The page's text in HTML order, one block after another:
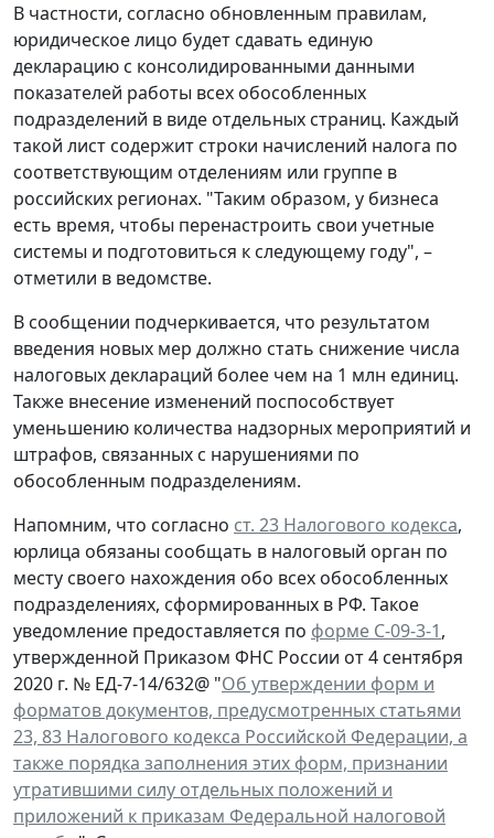
В частности, согласно обновленным правилам,
юридическое лицо будет сдавать единую
декларацию с консолидированными данными
показателей работы всех обособленных
подразделений в виде отдельных страниц. Каждый
такой лист содержит строки начислений налога по
соответствующим отделениям или группе в
российских регионах. "Таким образом, у бизнеса
есть время, чтобы перенастроить свои учетные
системы и подготовиться к следующему году", –
отметили в ведомстве.
В сообщении подчеркивается, что результатом
введения новых мер должно стать снижение числа
налоговых деклараций более чем на 1 млн единиц.
Также внесение изменений поспособствует
уменьшению количества надзорных мероприятий и
штрафов, связанных с нарушениями по
обособленным подразделениям.
Напомним, что согласно ст. 23 Налогового кодекса,
юрлица обязаны сообщать в налоговый орган по
месту своего нахождения обо всех обособленных
подразделениях, сформированных в РФ. Такое
уведомление предоставляется по форме С-09-3-1,
утвержденной Приказом ФНС России от 4 сентября
2020 г. № ЕД-7-14/632@ "Об утверждении форм и
форматов документов, предусмотренных статьями
23, 83 Налогового кодекса Российской Федерации, а
также порядка заполнения этих форм, признании
утратившими силу отдельных положений и
приложений к приказам Федеральной налоговой